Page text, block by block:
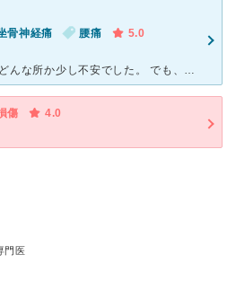
骨神経痛 腰痛
5.0
最初はペインクリニックがどんな所か少し不安でした。 でも、先生のご説明と看護師さんのお話など、すばらしくわかりやすく、絵や痛みの解説があり、ほっとしました。 さて、治療に入り、その間も先生と看護師
傷
4.0
門医